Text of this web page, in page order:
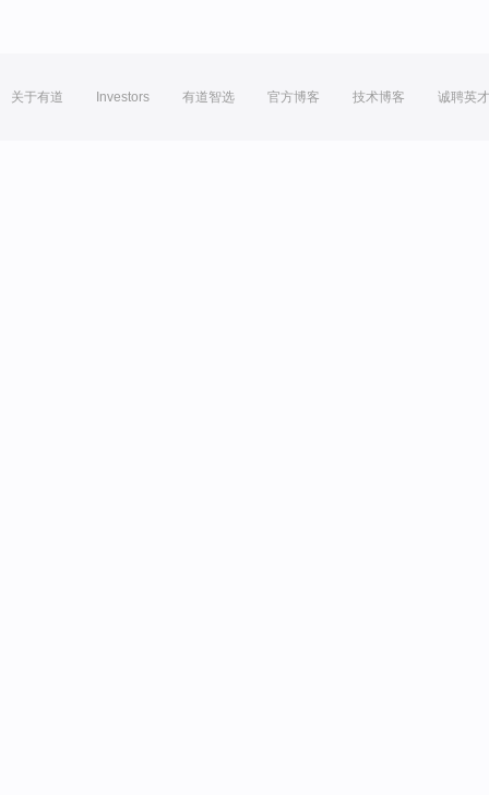
关于有道 Investors 有道智选 官方博客 技术博客 诚聘英才